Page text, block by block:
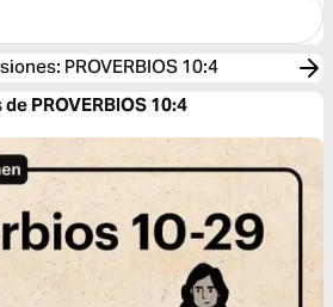
: PROVERBIOS 10:4
PROVERBIOS 10:4